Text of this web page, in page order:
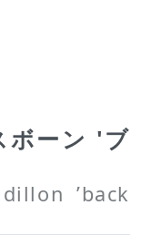
ボーン 'ブ
’back